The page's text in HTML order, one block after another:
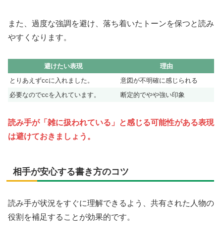
また、過度な強調を避け、落ち着いたトーンを保つと読み
やすくなります。
避けたい表現
理由
とりあえずccに入れました。
意図が不明確に感じられる
必要なのでccを入れています。
断定的でやや強い印象
読み手が「雑に扱われている」と感じる可能性がある表現
は避けておきましょう。
相手が安心する書き方のコツ
読み手が状況をすぐに理解できるよう、共有された人物の
役割を補足することが効果的です。